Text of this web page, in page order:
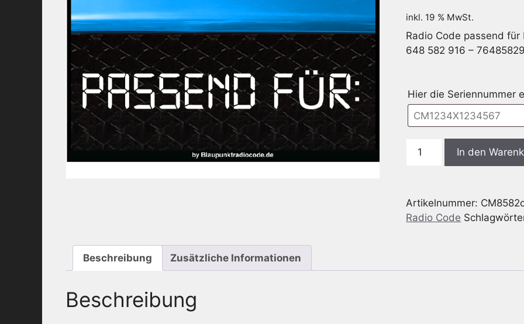
inkl. 19 % MwSt.
Radio Code passend für
648 582 916 –
Hier die Seriennummer
Bosch
250
CD
In den
Artikelnummer:
Radio Code
Beschreibung Zusätzliche Informationen
Beschreibung